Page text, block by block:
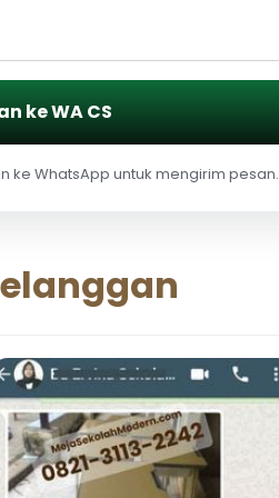
ke WA CS
ke WhatsApp untuk mengirim pesan.